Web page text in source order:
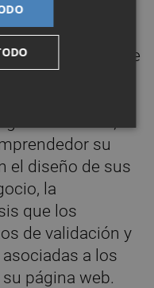
la revisión al
Manual y
como él se define
proyectos
y a
Es decir,
su
el diseño de sus
la
que los
de validación y
a los
página web.